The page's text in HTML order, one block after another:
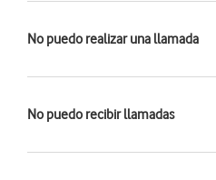
No puedo realizar una llamada
No puedo recibir llamadas